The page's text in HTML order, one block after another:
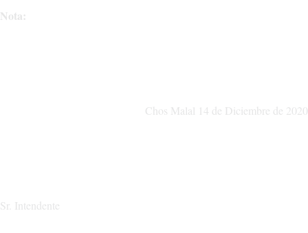
Nota:
Chos Malal 14 de Diciembre de 2020
Sr. Intendente